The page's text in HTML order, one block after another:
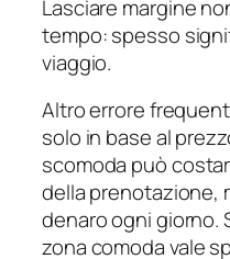
Lasciare margine
tempo: spesso
viaggio.
Altro errore
solo in base al
scomoda può
della prenotazione,
denaro ogni giorno.
zona comoda vale